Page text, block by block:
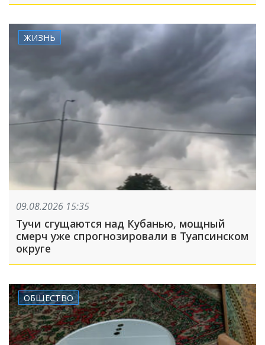
ЖИЗНЬ
09.08.2026 15:35
Тучи сгущаются над Кубанью, мощный
смерч уже спрогнозировали в Туапсинском
округе
ОБЩЕСТВО